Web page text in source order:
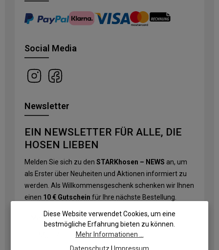
Social Media
Newsletter
EIN NEWSLETTER FÜR ALLE, DIE
HOSEN LIEBEN
Melden Sie sich zu den STARKhosen – NEWS an, um
als Erster über Neuheiten und Aktionen informiert zu
werden. Als Willkommensgeschenk schenken wir Ihnen
einen 10 € Gutschein für Ihre nächste Bestellung.
E-Mail-Adresse*
Diese Website verwendet Cookies, um eine
bestmögliche Erfahrung bieten zu können.
Mehr Informationen ...